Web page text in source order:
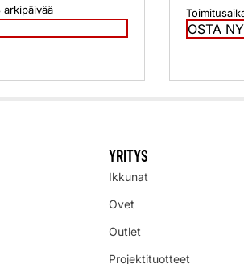
arkipäivää
OSTA
YRITYS
Ikkunat
Ovet
Outlet
Projektituotteet